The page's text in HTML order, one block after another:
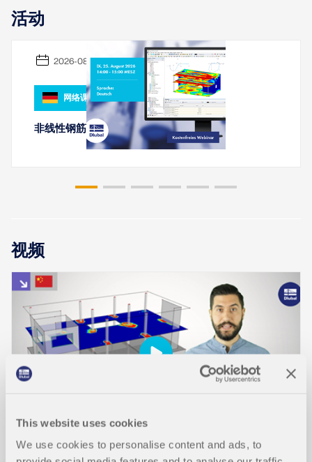
This website uses cookies
We use cookies to personalise content and ads, to
活动
2026-08-25
网络课堂
非线性钢筋混凝土计算在RFEM 6中
视频